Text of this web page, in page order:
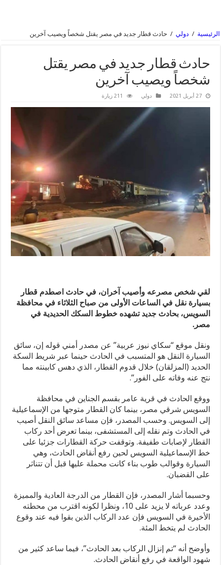
الرئيسية / دولي / حادث قطار جديد في مصر يقتل شخصاً ويصيب آخرين
حادث قطار جديد في مصر يقتل
شخصاً ويصيب آخرين
27 أبريل 2021 دولي 211 زيارة
لقي شخص مصرعه وأصيب آخران، في حادث اصطدم قطار
بسيارة نقل في الساعات الأولى من صباح الثلاثاء في محافظة
السويس، بحادث جديد تشهده خطوط السكك الحديدية في
مصر.
ونقل موقع “سكاي نيوز عربية” عن مصدر أمني قوله إن، سائق
السيارة النقل هو المتسبب في الحادث حينما عبر شريط السكة
الحديد (المزلقان) خلال قدوم القطار، الذي دهس كابينته مما
نتج عنه وفاته على الفور”.
ووقع الحادث في قرية عامر بقسم الجناين في محافظة
السويس شرقي مصر، بينما كان القطار متوجها من الإسماعيلية
إلى السويس. وحسب المصدر، فإن مساعد سائق النقل أصيب
في الحادث وتم نقله إلى المستشفى، بينما تعرض أحد ركاب
القطار لإصابات طفيفة. وتوقفت حركة القطارات جزئيا على
خط الإسماعيلية السويس لحين رفع أنقاض الحادث، وهي
السيارة وقوالب طوب بناء كانت محملة عليها قبل أن تتناثر
على القضبان.
وحسبما أشار المصدر، فإن القطار من الدرجة العادية والمميزة
وعدد عرباته لا يزيد على 10، ونظرا لكونه اقترب من محطته
الأخيرة في السويس فإن عدد الركاب الذين بقوا فيه عند وقوع
الحادث لم يتخط المئة.
وأوضح أنه “تم إنزال الركاب بعد الحادث”، فيما ساعد كثير من
شهود الواقعة في رفع أنقاض الحادث.